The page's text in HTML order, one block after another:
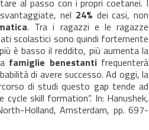
al passo con i propri coetanei. I
nel 24% dei casi, non
. Tra i ragazzi e le ragazze
scolastici sono quindi fortemente
è basso il reddito, più aumenta la
famiglie benestantifrequenterà
di avere successo. Ad oggi, la
di studi questo gap tende ad
skill formation”. In: Hanushek,
Holland, Amsterdam, pp. 697-